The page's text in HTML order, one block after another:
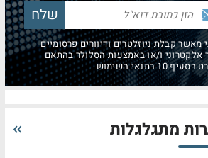
מאשר קבלת ניוזלטרים ודיוורים פרסומיים
אלקטרוני ו/או באמצעות הסלולר בהתאם
10 בתנאי השימוש
מתגלגלות